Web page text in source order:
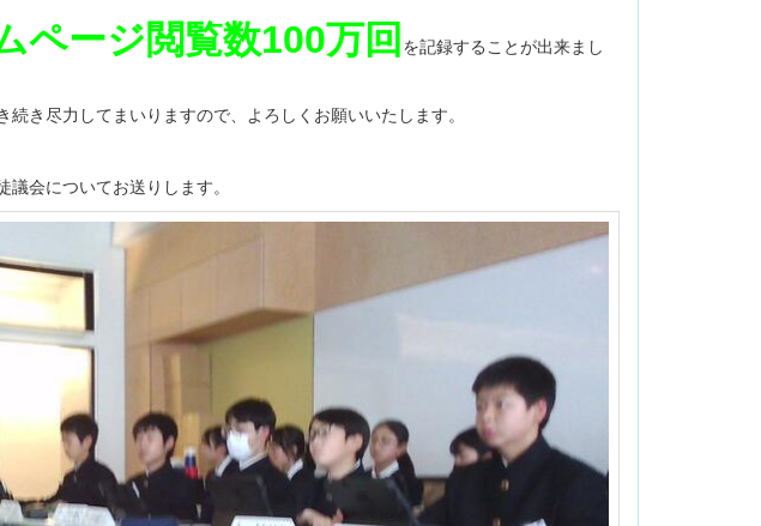
ページ閲覧数100万回 を記録することが出来まし
き尽力してまいりますので、よろしくお願いいたします。
会についてお送りします。